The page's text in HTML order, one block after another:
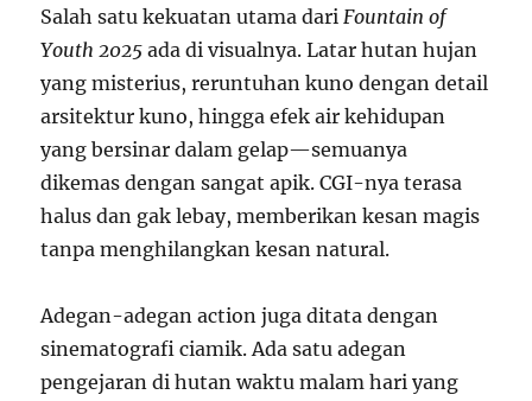
Salah satu kekuatan utama dari Fountain of
Youth 2025 ada di visualnya. Latar hutan hujan
yang misterius, reruntuhan kuno dengan detail
arsitektur kuno, hingga efek air kehidupan
yang bersinar dalam gelap—semuanya
dikemas dengan sangat apik. CGI-nya terasa
halus dan gak lebay, memberikan kesan magis
tanpa menghilangkan kesan natural.
Adegan-adegan action juga ditata dengan
sinematografi ciamik. Ada satu adegan
pengejaran di hutan waktu malam hari yang